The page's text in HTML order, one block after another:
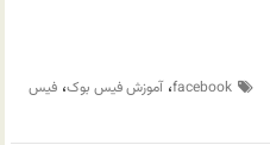
facebook،آموزش فیس بوک،فیس